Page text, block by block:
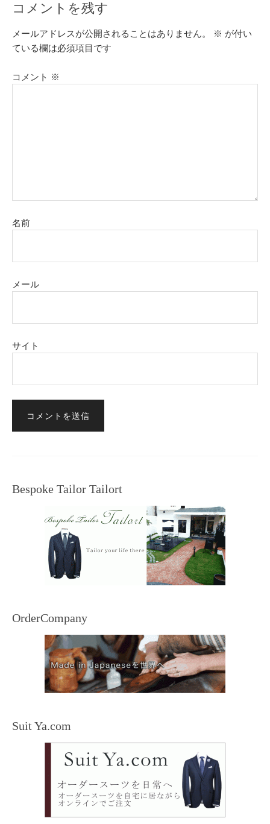
コメントを残す
メールアドレスが公開されることはありません。 ※ が付い
ている欄は必須項目です
コメント ※
名前
メール
サイト
Bespoke Tailor Tailort
OrderCompany
Suit Ya.com